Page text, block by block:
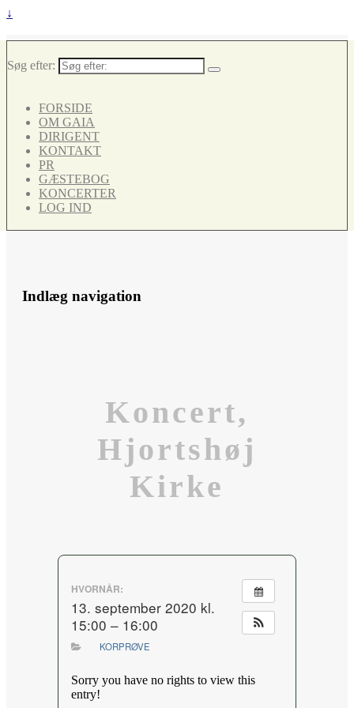
↓
Søg efter:
FORSIDE
OM GAIA
DIRIGENT
KONTAKT
PR
GÆSTEBOG
KONCERTER
LOG IND
Indlæg navigation
Koncert,
Hjortshøj
Kirke
HVORNÅR:
13. september 2020 kl.
15:00 – 16:00
KORPRØVE
Sorry you have no rights to view this
entry!